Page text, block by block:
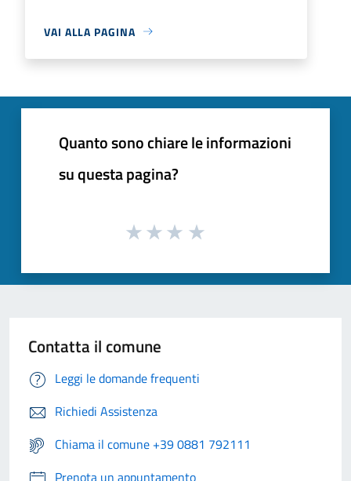
VAI ALLA PAGINA
Quanto sono chiare le informazioni
su questa pagina?
Contatta il comune
Leggi le domande frequenti
Richiedi Assistenza
Chiama il comune +39 0881 792111